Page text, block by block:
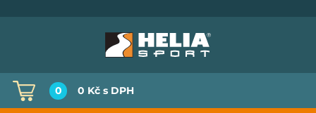
0 0 Kč s DPH